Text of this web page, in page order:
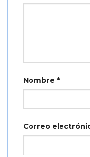
Nombre *
Correo